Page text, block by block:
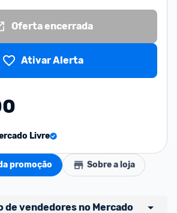
Oferta encerrada
Ativar Alerta
Livre
promoção Sobre a loja
de vendedores no Mercado